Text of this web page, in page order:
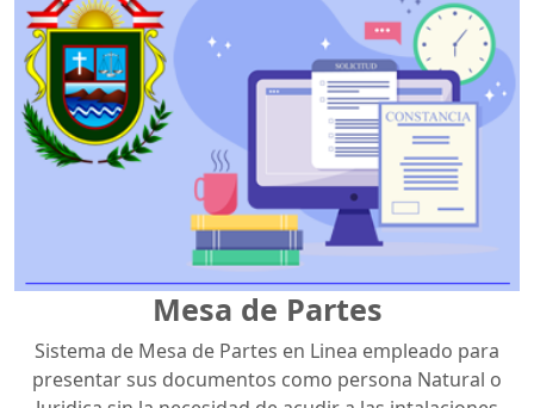
Mesa de Partes
Sistema de Mesa de Partes en Linea empleado para
presentar sus documentos como persona Natural o